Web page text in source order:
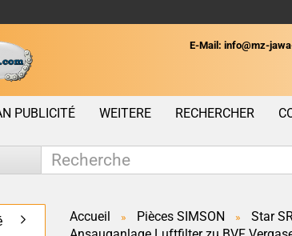
E-Mail: info@mz-
PUBLICITÉ RECHERCHER
WEITERE
Accueil » Pièces SIMSON » Star